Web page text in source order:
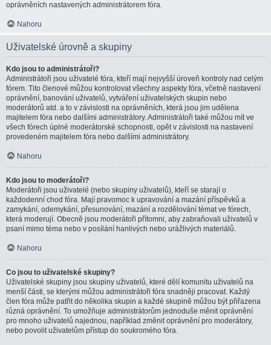
oprávněních nastavených administrátorem fóra.
Nahoru
Uživatelské úrovně a skupiny
Kdo jsou to administrátoři?
Administrátoři jsou uživatelé fóra, kteří mají nejvyšší úroveň kontroly nad celým
fórem. Tito členové můžou kontrolovat všechny aspekty fóra, včetně nastavení
oprávnění, banování uživatelů, vytváření uživatelských skupin nebo
moderátorů atd. a to v závislosti na oprávněních, která jsou jim udělena
majitelem fóra nebo dalšími administrátory. Administrátoři také můžou mít ve
všech fórech úplné moderátorské schopnosti, opět v závislosti na nastavení
provedeném majitelem fóra nebo dalšími administrátory.
Nahoru
Kdo jsou to moderátoři?
Moderátoři jsou uživatelé (nebo skupiny uživatelů), kteří se starají o
každodenní chod fóra. Mají pravomoc k upravování a mazání příspěvků a
zamykání, odemykání, přesunování, mazání a rozdělování témat ve fórech,
která moderují. Obecně jsou moderátoři přítomni, aby zabraňovali uživatelů v
psaní mimo téma nebo v posílání hanlivých nebo urážlivých materiálů.
Nahoru
Co jsou to uživatelské skupiny?
Uživatelské skupiny jsou skupiny uživatelů, které dělí komunitu uživatelů na
menší části, se kterými můžou administrátoři fóra snadněji pracovat. Každý
člen fóra může patřit do několika skupin a každé skupině můžou být přiřazena
různá oprávnění. To umožňuje administrátorům jednoduše měnit oprávnění
pro mnoho uživatelů najednou, například změnit oprávnění pro moderátory,
nebo povolit uživatelům přístup do soukromého fóra.